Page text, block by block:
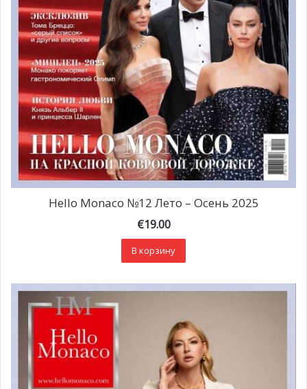
Hello Monaco №12 Лето – Осень 2025
€19.00
В корзину